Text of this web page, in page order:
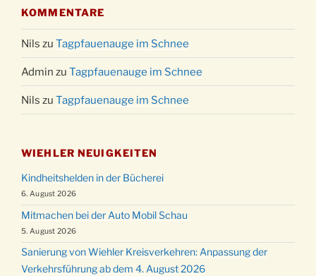
KOMMENTARE
Nils zu Tagpfauenauge im Schnee
Admin zu Tagpfauenauge im Schnee
Nils zu Tagpfauenauge im Schnee
WIEHLER NEUIGKEITEN
Kindheitshelden in der Bücherei
6. August 2026
Mitmachen bei der Auto Mobil Schau
5. August 2026
Sanierung von Wiehler Kreisverkehren: Anpassung der
Verkehrsführung ab dem 4. August 2026